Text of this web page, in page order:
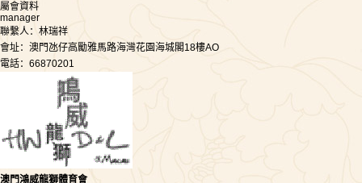
屬會資料
manager
聯繫人：林瑞祥
會址：澳門氹仔高勵雅馬路海灣花園海城閣18樓AO
電話：66870201
澳門鴻威龍獅體育會